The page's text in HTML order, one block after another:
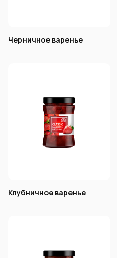
Черничное варенье
Клубничное варенье